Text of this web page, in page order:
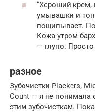
“Хороший крем,
умывашки и
пощипывает.
Кожа утром
— глупо. Просто
разное
Зубочистки Plackers,
Count — я не понимала
этим зубочисткам.